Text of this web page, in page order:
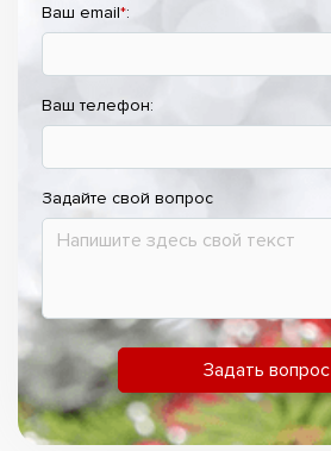
Ваш email*:
Ваш телефон:
Задайте свой вопрос
Задать вопрос